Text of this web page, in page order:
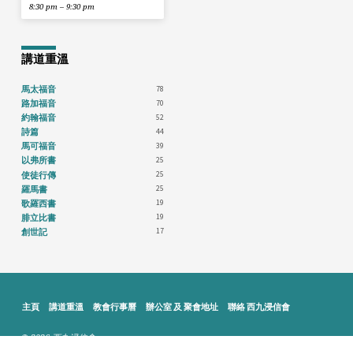
8:30 pm – 9:30 pm
講道重溫
馬太福音 78
路加福音 70
約翰福音 52
詩篇 44
馬可福音 39
以弗所書 25
使徒行傳 25
羅馬書 25
歌羅西書 19
腓立比書 19
創世記 17
主頁 講道重溫 教會行事曆 辦公室 及 聚會地址 聯絡 西九浸信會
© 2026 西九浸信會